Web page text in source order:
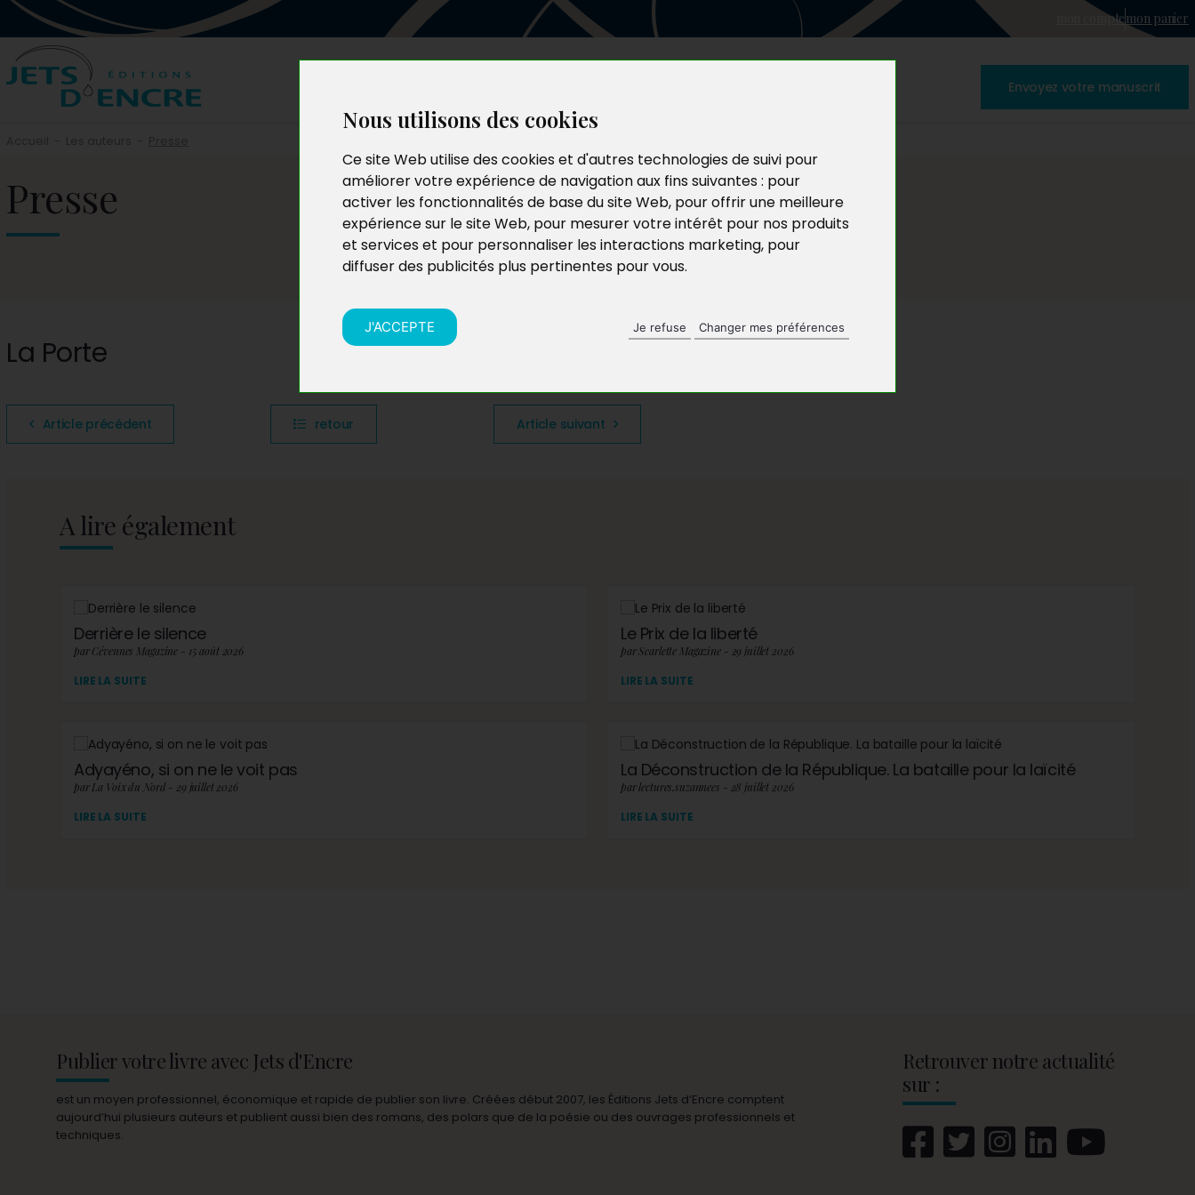
Nous utilisons des cookies
Ce site Web utilise des cookies et d'autres technologies de suivi pour
améliorer votre expérience de navigation aux fins suivantes : pour
activer les fonctionnalités de base du site Web, pour offrir une meilleure
expérience sur le site Web, pour mesurer votre intérêt pour nos produits
et services et pour personnaliser les interactions marketing, pour
diffuser des publicités plus pertinentes pour vous.
J'ACCEPTE Je refuse Changer mes préférences
mon comptemon panier
Envoyez votre manuscrit
Presse
La Porte
Article précédent retour Article suivant
A lire également
Derrière le silence
par Cévennes Magazine - 15 août 2026
LIRE LA SUITE
Le Prix de la liberté
par Scarlette Magazine - 29 juillet 2026
LIRE LA SUITE
Adyayéno, si on ne le voit pas
par La Voix du Nord - 29 juillet 2026
LIRE LA SUITE
La Déconstruction de la République. La bataille pour la laïcité
par lectures.suzannees - 28 juillet 2026
LIRE LA SUITE
Publier votre livre avec Jets d'Encre
est un moyen professionnel, économique et rapide de publier son livre. Créées début 2007, les Éditions Jets d’Encre comptent
aujourd’hui plusieurs auteurs et publient aussi bien des romans, des polars que de la poésie ou des ouvrages professionnels et
techniques.
Retrouver notre actualité
sur :